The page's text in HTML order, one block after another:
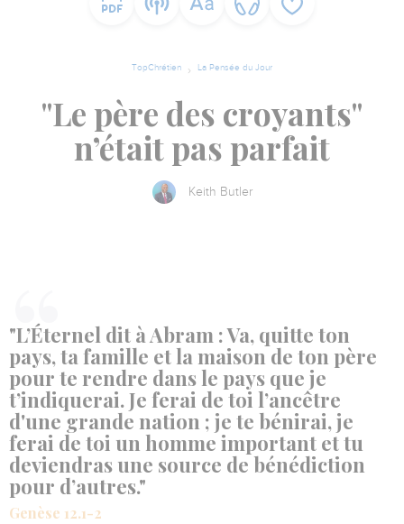
TopChrétien La Pensée du Jour
"Le père des croyants"
n’était pas parfait
Keith Butler
"L’Éternel dit à Abram : Va, quitte ton
pays, ta famille et la maison de ton père
pour te rendre dans le pays que je
t’indiquerai. Je ferai de toi l’ancêtre
d'une grande nation ; je te bénirai, je
ferai de toi un homme important et tu
deviendras une source de bénédiction
pour d’autres."
Genèse 12.1-2